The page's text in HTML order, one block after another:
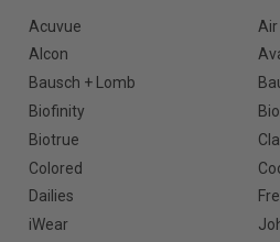
Acuvue
Alcon
Bausch + Lomb
Biofinity
Biotrue
Colored
Dailies
iWear